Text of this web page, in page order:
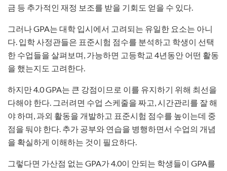
금 등 추가적인 재정 보조를 받을 기회도 얻을 수 있다.
그러나 GPA는 대학 입시에서 고려되는 유일한 요소는 아니
다. 입학 사정관들은 표준시험 점수를 분석하고 학생이 선택
한 수업들을 살펴보며, 가능하면 고등학교 4년동안 어떤 활동
을 했는지도 고려한다.
하지만 4.0 GPA는 큰 강점이므로 이를 유지하기 위해 최선을
다해야 한다. 그러려면 수업 스케줄을 짜고, 시간관리를 잘 해
야 하며, 과외 활동을 개발하고 표준시험 점수를 높이는데 중
점을 둬야 한다. 추가 공부와 연습을 병행하면서 수업의 개념
을 확실하게 이해하는 것이 필요하다.
그렇다면 가산점 없는 GPA가 4.0이 안되는 학생들이 GPA를